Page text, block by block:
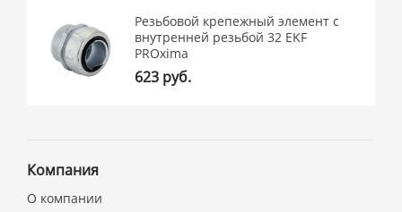
Резьбовой крепежный элемент с
внутренней резьбой 32 EKF
PROxima
623 руб.
Компания
О компании